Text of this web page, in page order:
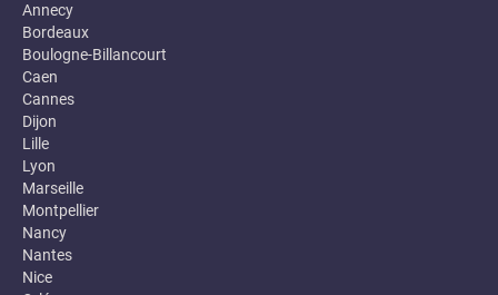
Annecy
Bordeaux
Boulogne-Billancourt
Caen
Cannes
Dijon
Lille
Lyon
Marseille
Montpellier
Nancy
Nantes
Nice